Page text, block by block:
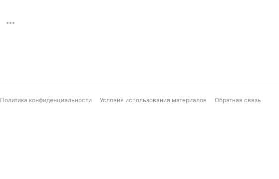
Политика конфиденциальности Условия использования материалов Обратная связь